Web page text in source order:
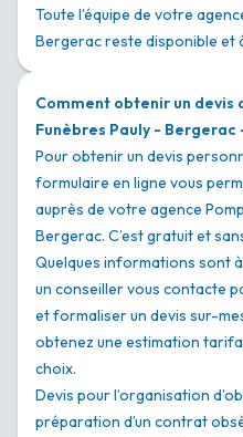
Toute l’équipe de votre
Bergerac reste disponible et
Comment obtenir un devis
Funèbres Pauly -
Pour obtenir un devis
formulaire en ligne vous
auprès de votre agence
Bergerac. C’est gratuit et
Quelques informations sont
un conseiller vous contacte
et formaliser un devis sur-
obtenez une estimation
choix.
Devis pour l’organisation
préparation d’un contrat